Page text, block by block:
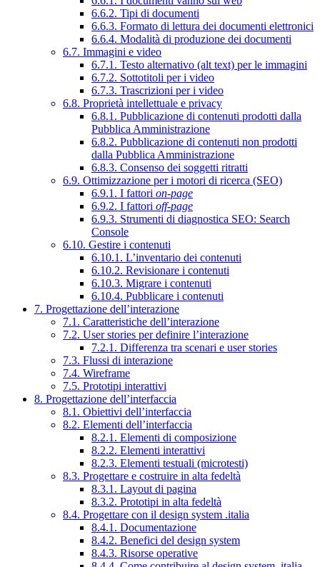
6.6.2. Tipi di documenti
6.6.3. Formato di lettura dei documenti elettronici
6.6.4. Modalità di produzione dei documenti
6.7. Immagini e video
6.7.1. Testo alternativo (alt text) per le immagini
6.7.2. Sottotitoli per i video
6.7.3. Trascrizioni per i video
6.8. Proprietà intellettuale e privacy
6.8.1. Pubblicazione di contenuti prodotti dalla
Pubblica Amministrazione
6.8.2. Pubblicazione di contenuti non prodotti
dalla Pubblica Amministrazione
6.8.3. Consenso dei soggetti ritratti
6.9. Ottimizzazione per i motori di ricerca (SEO)
6.9.1. I fattori on-page
6.9.2. I fattori off-page
6.9.3. Strumenti di diagnostica SEO: Search
Console
6.10. Gestire i contenuti
6.10.1. L’inventario dei contenuti
6.10.2. Revisionare i contenuti
6.10.3. Migrare i contenuti
6.10.4. Pubblicare i contenuti
7. Progettazione dell’interazione
7.1. Caratteristiche dell’interazione
7.2. User stories per definire l’interazione
7.2.1. Differenza tra scenari e user stories
7.3. Flussi di interazione
7.4. Wireframe
7.5. Prototipi interattivi
8. Progettazione dell’interfaccia
8.1. Obiettivi dell’interfaccia
8.2. Elementi dell’interfaccia
8.2.1. Elementi di composizione
8.2.2. Elementi interattivi
8.2.3. Elementi testuali (microtesti)
8.3. Progettare e costruire in alta fedeltà
8.3.1. Layout di pagina
8.3.2. Prototipi in alta fedeltà
8.4. Progettare con il design system .italia
8.4.1. Documentazione
8.4.2. Benefici del design system
8.4.3. Risorse operative